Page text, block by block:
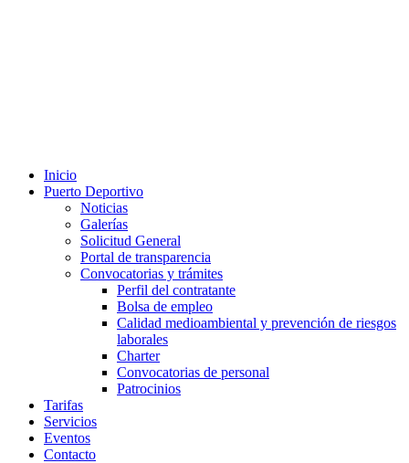
Inicio
Puerto Deportivo
Noticias
Galerías
Solicitud General
Portal de transparencia
Convocatorias y trámites
Perfil del contratante
Bolsa de empleo
Calidad medioambiental y prevención de riesgos
laborales
Charter
Convocatorias de personal
Patrocinios
Tarifas
Servicios
Eventos
Contacto